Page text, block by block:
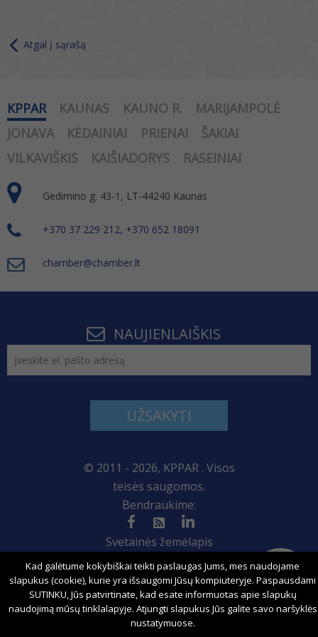
Atgal į sąrašą
KPPAR KAUNAS KAUNO R.
MARIJAMPOLĖ
JONAVA
KĖDAINIAI PRIENAI
ŠAKIAI
VILKAVIŠKIS
KAIŠIADORYS RASEINIAI
Gedimino g. 43-1, LT-44240 Kaunas
+370 37 229 212, +370 652 18091
chamber@chamber.lt
NAUJIENLAIŠKIS
UŽSAKYTI
© 2011 - 2026, KPPAR . Visos
teisės saugomos.
Bendraukime:
Svetainės žemėlapis
Sprendimas:
Kad galėtume kokybiškai teikti paslaugas Jums, mes naudojame
slapukus (cookie), kurie yra išsaugomi Jūsų kompiuteryje. Paspausdami
SUTINKU, Jūs patvirtinate, kad esate informuotas apie slapukų
naudojimą mūsų tinklalapyje. Atjungti slapukus Jūs galite savo naršyklės
nustatymuose.